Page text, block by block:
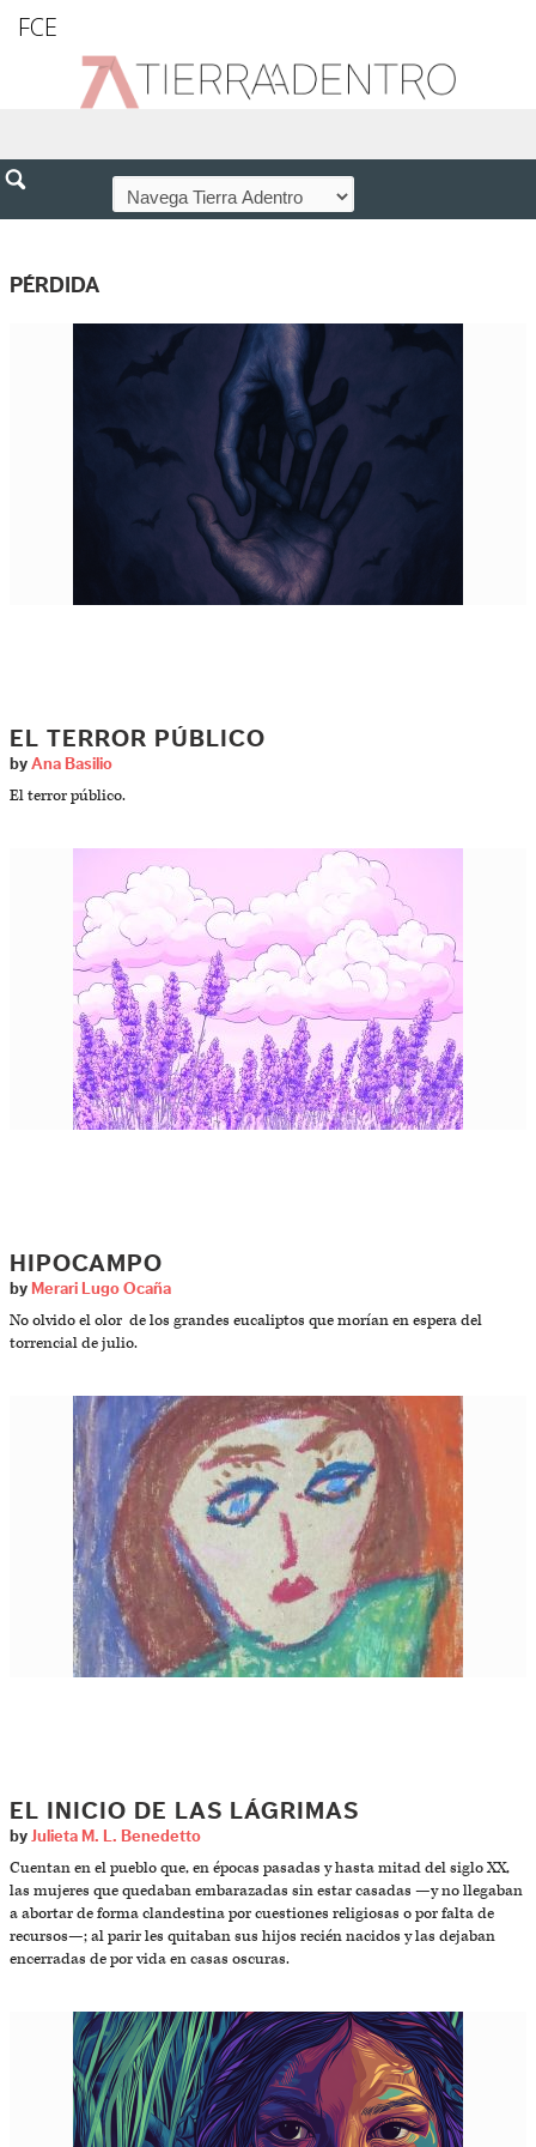
FCE
PÉRDIDA
EL TERROR PÚBLICO
by Ana Basilio
El terror público.
HIPOCAMPO
by Merari Lugo Ocaña
No olvido el olor de los grandes eucaliptos que morían en espera del
torrencial de julio.
EL INICIO DE LAS LÁGRIMAS
by Julieta M. L. Benedetto
Cuentan en el pueblo que, en épocas pasadas y hasta mitad del siglo XX,
las mujeres que quedaban embarazadas sin estar casadas —y no llegaban
a abortar de forma clandestina por cuestiones religiosas o por falta de
recursos—; al parir les quitaban sus hijos recién nacidos y las dejaban
encerradas de por vida en casas oscuras.